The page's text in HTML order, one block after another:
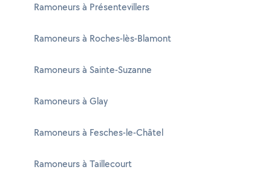
Ramoneurs à Présentevillers
Ramoneurs à Roches-lès-Blamont
Ramoneurs à Sainte-Suzanne
Ramoneurs à Glay
Ramoneurs à Fesches-le-Châtel
Ramoneurs à Taillecourt